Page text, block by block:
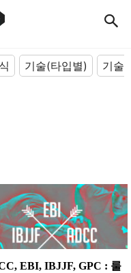
기술(타입별)
기술
EBI, IBJJF, GPC : 룰